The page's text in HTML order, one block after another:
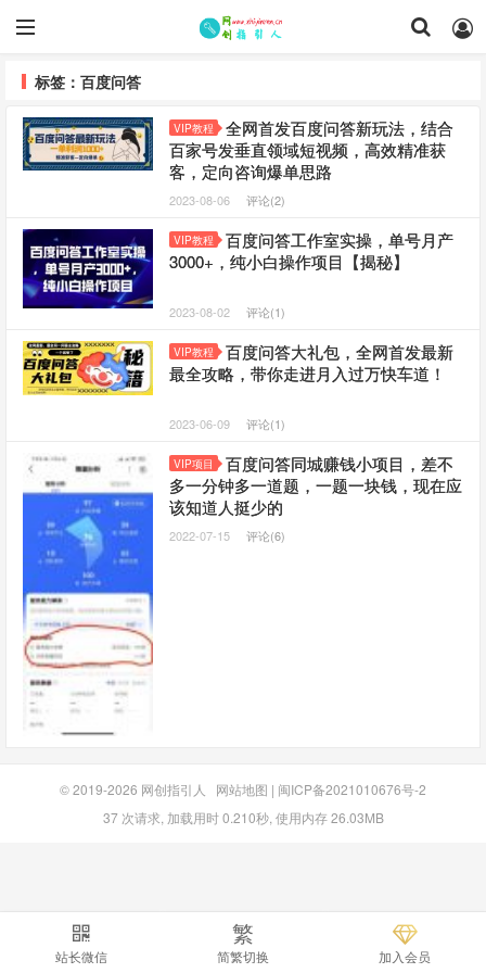
标签：百度问答
VIP教程
全网首发百度问答新玩法，结合
百家号发垂直领域短视频，高效精准获
客，定向咨询爆单思路
2023-08-06 评论(2)
VIP教程
百度问答工作室实操，单号月产
3000+，纯小白操作项目【揭秘】
2023-08-02 评论(1)
VIP教程
百度问答大礼包，全网首发最新
最全攻略，带你走进月入过万快车道！
2023-06-09 评论(1)
VIP项目
百度问答同城赚钱小项目，差不
多一分钟多一道题，一题一块钱，现在应
该知道人挺少的
2022-07-15 评论(6)
© 2019-2026 网创指引人 网站地图 | 闽ICP备2021010676号-2
37 次请求, 加载用时 0.210秒, 使用内存 26.03MB
站长微信
繁
简繁切换 加入会员